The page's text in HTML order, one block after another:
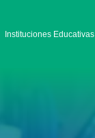
Instituciones Educativas